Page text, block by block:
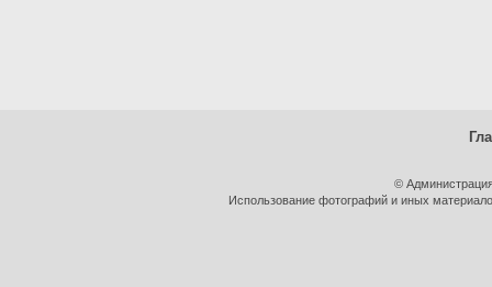
©
Использование фотографий и иных